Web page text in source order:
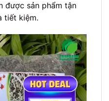
được sản phẩm tận
tiết kiệm.